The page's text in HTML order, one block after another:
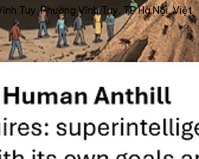
Tuy, Phường Vĩnh Tuy, TP Hà Nội, Việt